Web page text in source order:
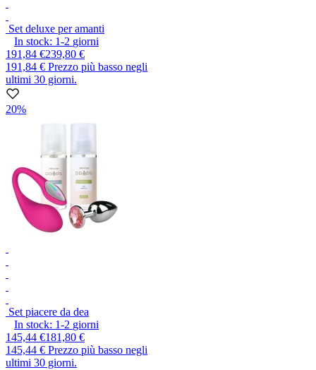
Set deluxe per amanti
In stock: 1-2 giorni
191,84 €239,80 €
191,84 € Prezzo più basso negli
ultimi 30 giorni.
20%
Set piacere da dea
In stock: 1-2 giorni
145,44 €181,80 €
145,44 € Prezzo più basso negli
ultimi 30 giorni.